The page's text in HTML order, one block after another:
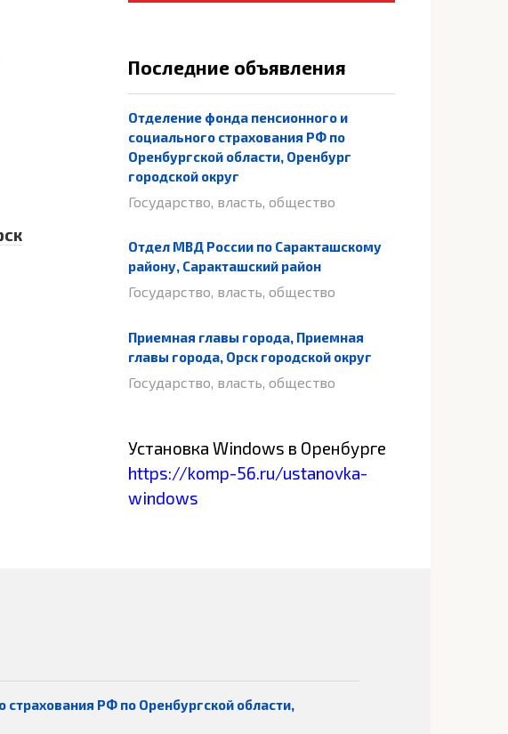
Последние объявления
Отделение фонда пенсионного и
социального страхования РФ по
Оренбургской области, Оренбург
городской округ
Государство, власть, общество
Отдел МВД России по Саракташскому
району, Саракташский район
Государство, власть, общество
Приемная главы города, Приемная
главы города, Орск городской округ
Государство, власть, общество
Установка Windows в Оренбурге
https://komp-56.ru/ustanovka-
windows
РФ по Оренбургской области,